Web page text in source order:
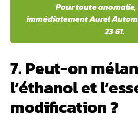
Pour toute
immédiatement Aurel
23 61.
7. Peut-on
l’éthanol et
modification ?